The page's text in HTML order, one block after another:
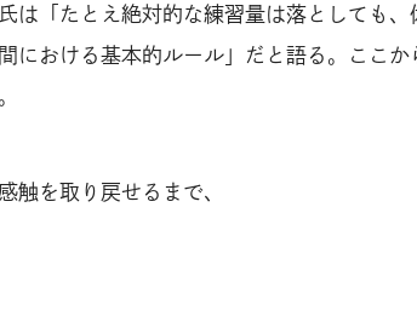
は「たとえ絶対的な練習量は落としても、
おける基本的ルール」だと語る。ここか
触を取り戻せるまで、